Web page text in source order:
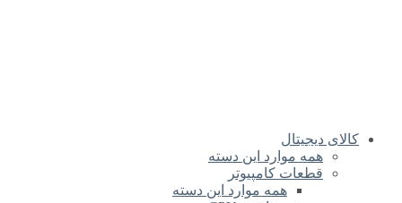
کالای دیجیتال
همه موارد این دسته
قطعات کامپیوتر
همه موارد این دسته